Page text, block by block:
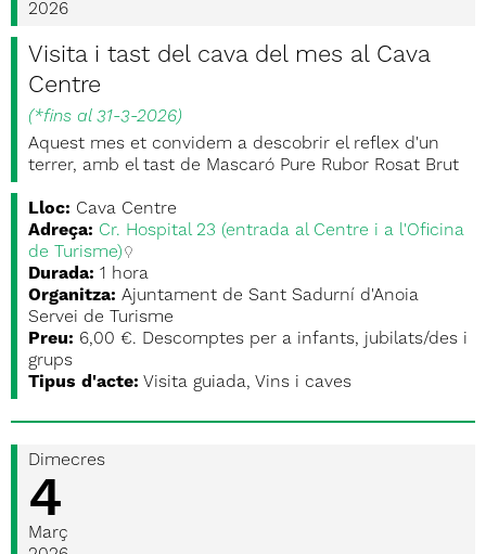
2026
Visita i tast del cava del mes al Cava
Centre
(*fins al 31-3-2026)
Aquest mes et convidem a descobrir el reflex d'un
terrer, amb el tast de Mascaró Pure Rubor Rosat Brut
Lloc: Cava Centre
Adreça: Cr. Hospital 23 (entrada al Centre i a l'Oficina
de Turisme)
Durada: 1 hora
Organitza: Ajuntament de Sant Sadurní d'Anoia
Servei de Turisme
Preu: 6,00 €. Descomptes per a infants, jubilats/des i
grups
Tipus d'acte: Visita guiada, Vins i caves
Dimecres
4
Març